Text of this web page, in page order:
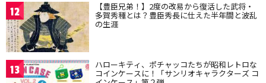
12 【豊臣兄弟！】2度の改易から復活した武将・
多賀秀種とは？豊臣秀長に仕えた半年間と波乱
の生涯
13 ハローキティ、ポチャッコたちが昭和レトロな
コインケースに！「サンリオキャラクターズ コ